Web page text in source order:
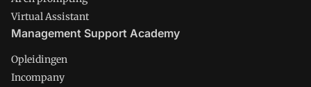
Virtual Assistant
Management Support Academy
Opleidingen
Incompany